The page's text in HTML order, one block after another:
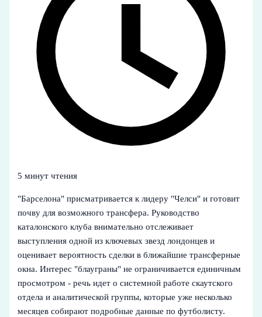
5 минут чтения
"Барселона" присматривается к лидеру "Челси" и готовит
почву для возможного трансфера. Руководство
каталонского клуба внимательно отслеживает
выступления одной из ключевых звезд лондонцев и
оценивает вероятность сделки в ближайшие трансферные
окна. Интерес "блауграны" не ограничивается единичным
просмотром - речь идет о системной работе скаутского
отдела и аналитической группы, которые уже несколько
месяцев собирают подробные данные по футболисту.